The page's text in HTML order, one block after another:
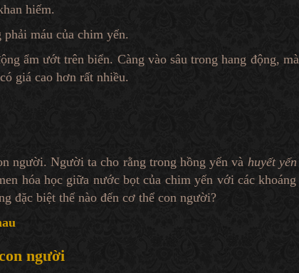
hiếm.
máu của chim yến.
ẩm ướt trên biển. Càng vào sâu trong hang động,
giá cao hơn rất nhiều.
người. Người ta cho rằng trong hồng yến và huyết yến
hóa học giữa nước bọt của chim yến với các
đặc biệt thế nào đến cơ thể con người?
người